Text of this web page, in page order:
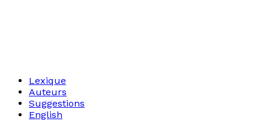
Lexique
Auteurs
Suggestions
English